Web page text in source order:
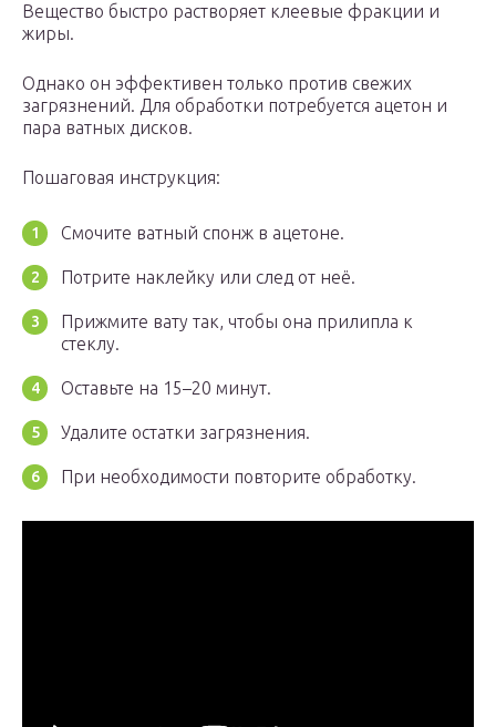
Вещество быстро растворяет клеевые фракции и
жиры.
Однако он эффективен только против свежих
загрязнений. Для обработки потребуется ацетон и
пара ватных дисков.
Пошаговая инструкция:
Смочите ватный спонж в ацетоне.
Потрите наклейку или след от неё.
Прижмите вату так, чтобы она прилипла к
стеклу.
Оставьте на 15–20 минут.
Удалите остатки загрязнения.
При необходимости повторите обработку.